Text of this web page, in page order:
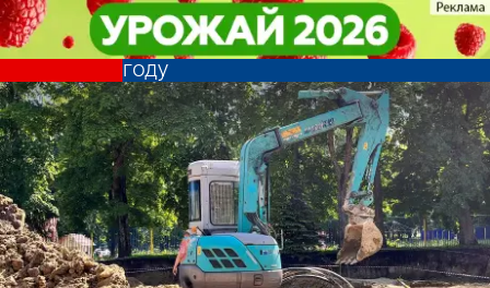
Названы территории, которые
будут благоустраивать в 2024
году
Общество Названы территории, которые
будут благоустраивать в 2024
году
Общество
Другие новости
по теме
Погода и курсы
валют в Пензе